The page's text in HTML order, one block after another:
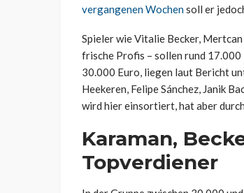
vergangenen Wochensoll er
Spieler wie Vitalie Becker,
frische Profis – sollen rund 17.000
30.000 Euro, liegen laut Bericht
Heekeren, Felipe Sánchez, Janik
wird hier einsortiert, hat aber
Karaman,
Topverdiener